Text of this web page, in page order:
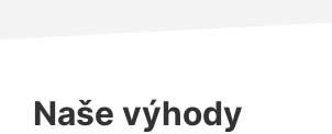
Naše výhody